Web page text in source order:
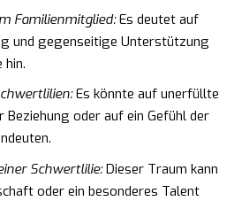
Familienmitglied:Es deutet auf
und gegenseitige Unterstützung
hin.
Es könnte auf unerfüllte
Beziehung oder auf ein Gefühl der
Schwertlilie:Dieser Traum kann
oder ein besonderes Talent